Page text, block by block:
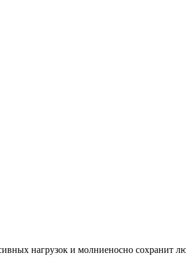
нагрузок и молниеносно сохранит